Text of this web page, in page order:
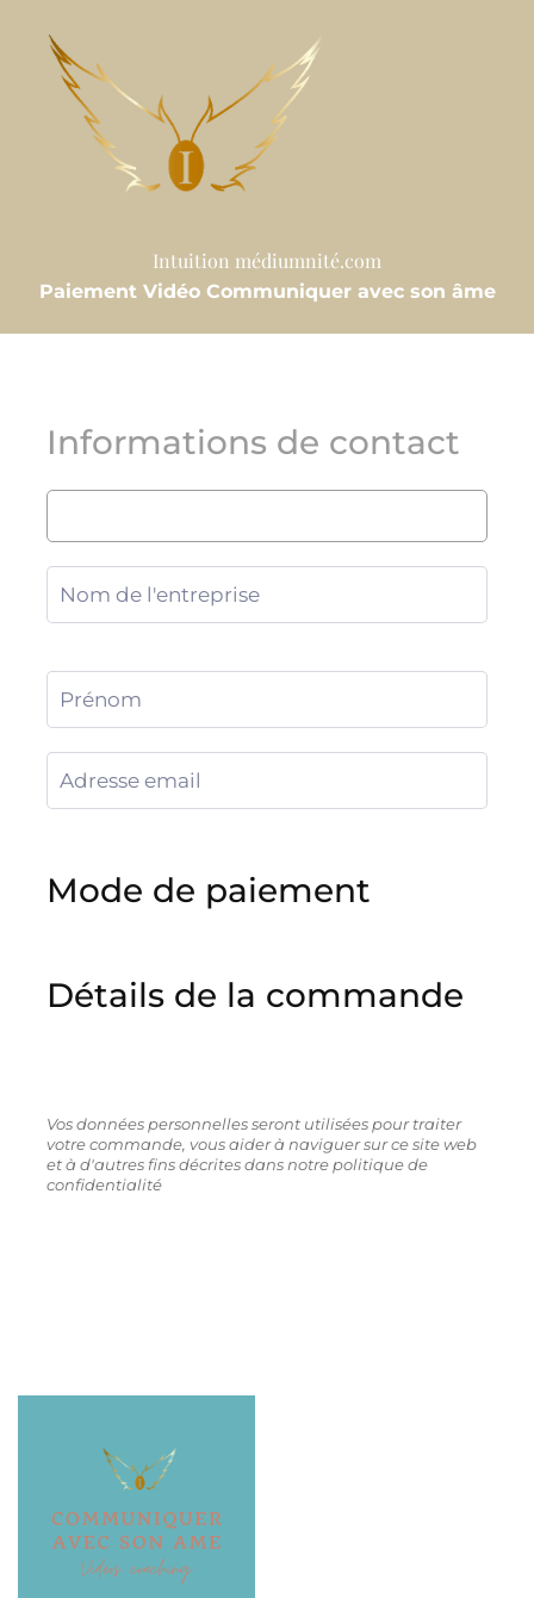
Intuition médiumnité.com
Paiement Vidéo Communiquer avec son âme
Informations de contact
Mode de paiement
Détails de la commande
Vos données personnelles seront utilisées pour traiter
votre commande, vous aider à naviguer sur ce site web
et à d'autres fins décrites dans notre politique de
confidentialité